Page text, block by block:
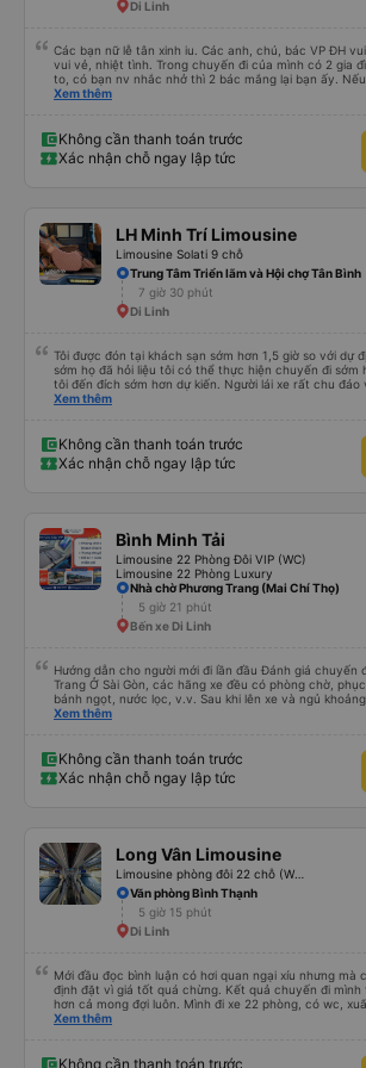
Di Linh
Các bạn nữ lễ tân xinh iu. Các anh, chú, bác VP ĐH
vui vẻ, nhiệt tình. Trong chuyến đi của mình có 2 gia đình bác lớn tuổi nc khá
to, có bạn nv nhắc nhở thì 2 bác mắng lại bạn ấy. Nếu
xấu thì mình ngược lại nha. Bạn ấy nhắc nhở rất đúng.
bạn ấy nha. Nếu bạn ấy bị trừ thì bảo bạn ấy liên hệ
trợ ạ. Số mình đuôi 666, chuyến ĐH-NT ngày 16/1. À
iu còn đổi cho mình phòng đơn sang đôi xong còn
Xem thêm
Không cần thanh toán trước
Xác nhận chỗ ngay lập tức
LH Minh Trí Limousine
Limousine Solati 9 chỗ
Trung Tâm Triển lãm và Hội chợ Tân Bình
7 giờ 30 phút
Di Linh
Tôi được đón tại khách sạn sớm hơn 1,5 giờ so với dự
sớm họ đã hỏi liệu tôi có thể thực hiện chuyến đi sớm
tôi đến đích sớm hơn dự kiến. Người lái xe rất chu đáo
không nói được nhiều tiếng Anh nhưng chúng tôi hiểu
gì khi đi những đường vòng nhỏ để thả người tại điểm
đều đã gần đến điểm trả khách. Nhìn chung, đó là
và tôi chắc chắn giới thiệu công ty này.
Xem thêm
Không cần thanh toán trước
Xác nhận chỗ ngay lập tức
Bình Minh Tải
Limousine 22 Phòng Đôi VIP (WC)
Limousine 22 Phòng Luxury
Nhà chờ Phương Trang (Mai Chí Thọ)
5 giờ 21 phút
Bến xe Di Linh
Hướng dẫn cho người mới đi lần đầu Đánh giá chuyến
Trang Ở Sài Gòn, các hãng xe đều có phòng chờ,
bánh ngọt, nước lọc, v.v. Sau khi lên xe và ngủ
Nha Trang. Ở Nha Trang, các hãng xe có dịch vụ đưa
(nên dùng Google Translate và đưa cho họ đọc) để
đón. Bạn không nên tin những người mặc áo Grab mời
Nói về chất lượng xe thì tuyệt vời, xe được làm theo
Google Dịch để giao tiếp với họ. Hy vọng bài đánh giá
bạn khi đi
Xem thêm
Không cần thanh toán trước
Xác nhận chỗ ngay lập tức
Long Vân Limousine
Văn phòng Bình Thạnh
5 giờ 15 phút
Di Linh
Mới đầu đọc bình luận có hơi quan ngại xíu nhưng mà
định đặt vì giá tốt quá chừng. Kết quả chuyến đi mình
hơn cả mong đợi luôn. Mình đi xe 22 phòng, có wc,
hôm qua của mình như thế này: 1. Ưu điểm: - Mấy bạn
trên xe sạch sẽ. - Phòng nằm không phải mới kin kít
Xem thêm
Không cần thanh toán trước